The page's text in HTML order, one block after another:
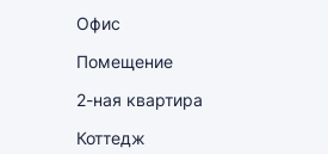
Офис
Помещение
2-ная квартира
Коттедж